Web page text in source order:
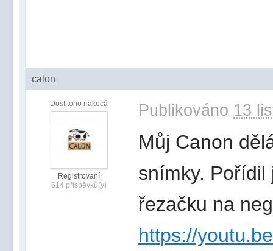
calon
Dost toho nakecá
Registrovaní
614 příspěvků(y)
Publikováno 13
Můj Canon
snímky. Pořídil
řezačku na
https://